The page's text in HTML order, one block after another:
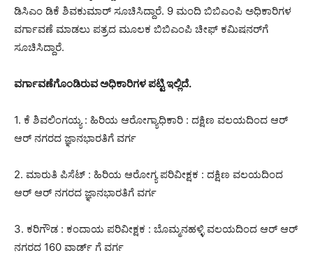
ಡಿಸಿಎಂ ಡಿಕೆ ಶಿವಕುಮಾರ್ ಸೂಚಿಸಿದ್ದಾರೆ. 9 ಮಂದಿ ಬಿಬಿಎಂಪಿ ಅಧಿಕಾರಿಗಳ
ವರ್ಗಾವಣೆ ಮಾಡಲು ಪತ್ರದ ಮೂಲಕ ಬಿಬಿಎಂಪಿ ಚೀಫ್ ಕಮಿಷನರ್​ಗೆ
ಸೂಚಿಸಿದ್ದಾರೆ.
ವರ್ಗಾವಣೆಗೊಂಡಿರುವ ಅಧಿಕಾರಿಗಳ ಪಟ್ಟಿ ಇಲ್ಲಿದೆ.
1. ಕೆ ಶಿವಲಿಂಗಯ್ಯ : ಹಿರಿಯ ಆರೋಗ್ಯಾಧಿಕಾರಿ : ದಕ್ಷಿಣ ವಲಯದಿಂದ ಆರ್
ಆರ್ ನಗರದ ಜ್ಞಾನಭಾರತಿಗೆ ವರ್ಗ
2. ಮಾರುತಿ ಪಿಸೆಟ್ : ಹಿರಿಯ ಆರೋಗ್ಯ ಪರಿವೀಕ್ಷಕ : ದಕ್ಷಿಣ ವಲಯದಿಂದ
ಆರ್ ಆರ್ ನಗರದ ಜ್ಞಾನಭಾರತಿಗೆ ವರ್ಗ
3. ಕರಿಗೌಡ : ಕಂದಾಯ ಪರಿವೀಕ್ಷಕ : ಬೊಮ್ಮನಹಳ್ಳಿ ವಲಯದಿಂದ ಆರ್ ಆರ್
ನಗರದ 160 ವಾರ್ಡ್ ಗೆ ವರ್ಗ